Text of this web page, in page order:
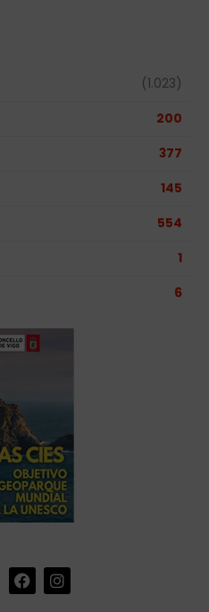
(1.023)
200
377
145
554
1
6
F
a
I
n